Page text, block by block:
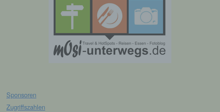
Sponsoren
Zugriffszahlen
gespeichert. Die Speicherung dieser Daten erfolgt
vor dem Hintergrund, dass nur so der Missbrauch
unserer Dienste verhindert werden kann, und
diese Daten im Bedarfsfall ermöglichen,
begangene Straftaten aufzuklären. Insofern ist die
Speicherung dieser Daten zur Absicherung des für
der Strafverfolgung dient.